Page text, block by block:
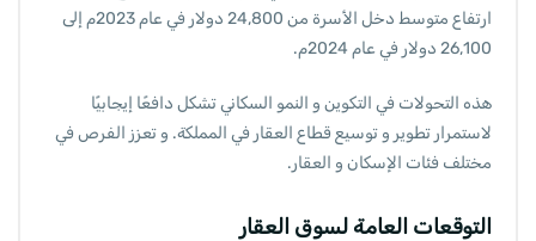
ارتفاع متوسط دخل الأسرة من 24,800 دولار في عام 2023م إلى
26,100 دولار في عام 2024م.
هذه التحولات في التكوين و النمو السكاني تشكل دافعًا إيجابيًا
لاستمرار تطوير و توسيع قطاع العقار في المملكة. و تعزز الفرص في
مختلف فئات الإسكان و العقار.
التوقعات العامة لسوق العقار